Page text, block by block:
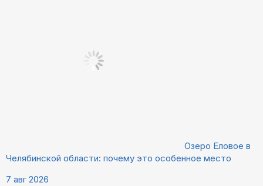
Озеро Еловое в
Челябинской области: почему это особенное место
7 авг 2026